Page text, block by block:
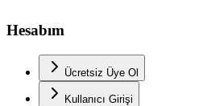
Hesabım
Ücretsiz Üye Ol
Kullanıcı Girişi